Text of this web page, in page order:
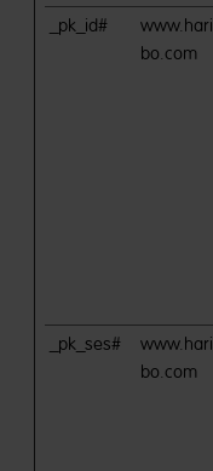
_pk_id#
www.hari
bo.com
_pk_ses#
www.hari
bo.com